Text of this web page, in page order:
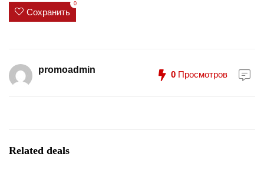
Сохранить
0
promoadmin 0 Просмотров
Related deals